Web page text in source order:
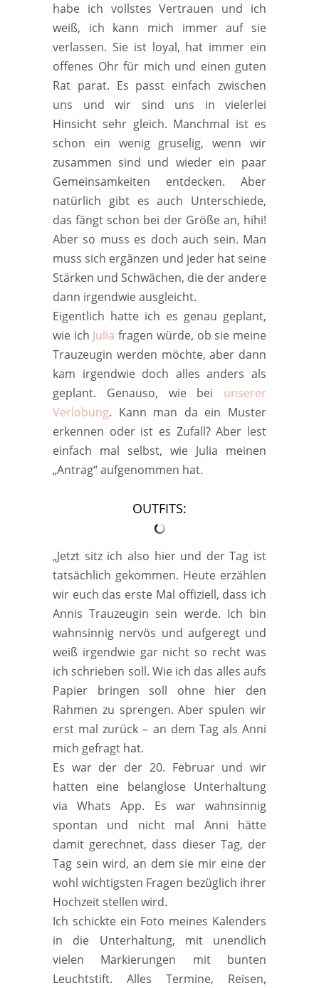
habe ich vollstes Vertrauen und ich
weiß, ich kann mich immer auf sie
verlassen. Sie ist loyal, hat immer ein
offenes Ohr für mich und einen guten
Rat parat. Es passt einfach zwischen
uns und wir sind uns in vielerlei
Hinsicht sehr gleich. Manchmal ist es
schon ein wenig gruselig, wenn wir
zusammen sind und wieder ein paar
Gemeinsamkeiten entdecken. Aber
natürlich gibt es auch Unterschiede,
das fängt schon bei der Größe an, hihi!
Aber so muss es doch auch sein. Man
muss sich ergänzen und jeder hat seine
Stärken und Schwächen, die der andere
dann irgendwie ausgleicht.
Eigentlich hatte ich es genau geplant,
wie ich Julia fragen würde, ob sie meine
Trauzeugin werden möchte, aber dann
kam irgendwie doch alles anders als
geplant. Genauso, wie bei unserer
Verlobung. Kann man da ein Muster
erkennen oder ist es Zufall? Aber lest
einfach mal selbst, wie Julia meinen
„Antrag“ aufgenommen hat.
OUTFITS:
„Jetzt sitz ich also hier und der Tag ist
tatsächlich gekommen. Heute erzählen
wir euch das erste Mal offiziell, dass ich
Annis Trauzeugin sein werde. Ich bin
wahnsinnig nervös und aufgeregt und
weiß irgendwie gar nicht so recht was
ich schrieben soll. Wie ich das alles aufs
Papier bringen soll ohne hier den
Rahmen zu sprengen. Aber spulen wir
erst mal zurück – an dem Tag als Anni
mich gefragt hat.
Es war der der 20. Februar und wir
hatten eine belanglose Unterhaltung
via Whats App. Es war wahnsinnig
spontan und nicht mal Anni hätte
damit gerechnet, dass dieser Tag, der
Tag sein wird, an dem sie mir eine der
wohl wichtigsten Fragen bezüglich ihrer
Hochzeit stellen wird.
Ich schickte ein Foto meines Kalenders
in die Unterhaltung, mit unendlich
vielen Markierungen mit bunten
Leuchtstift. Alles Termine, Reisen,